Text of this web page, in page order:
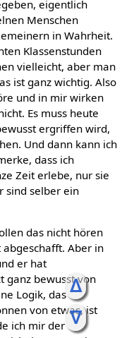
ᐃ
ᐁ
eigentlich
Menschen
in Wahrheit.
Klassenstunden
vielleicht, aber man
ist ganz wichtig. Also
und in mir wirken
Es muss heute
ergriffen wird,
Und dann kann ich
dass ich
Zeit erlebe, nur sie
sind selber ein
das nicht hören
abgeschafft. Aber in
er hat
ganz bewusst von
Logik, das
von etwas, ist
ich mir der